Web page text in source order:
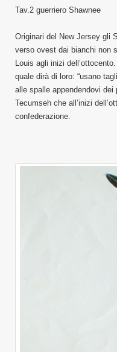
Tav.2 guerriero Shawnee
Originari del New Jersey gli
verso ovest dai bianchi non
Louis agli inizi
quale dirà di loro: “usano
alle spalle appendendovi
Tecumseh che all’inizi
confederazione.